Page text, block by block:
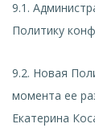
9.1.
Политику
9.2. Новая
момента ее
Екатерина